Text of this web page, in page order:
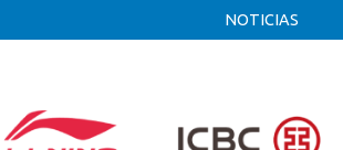
NOTICIAS